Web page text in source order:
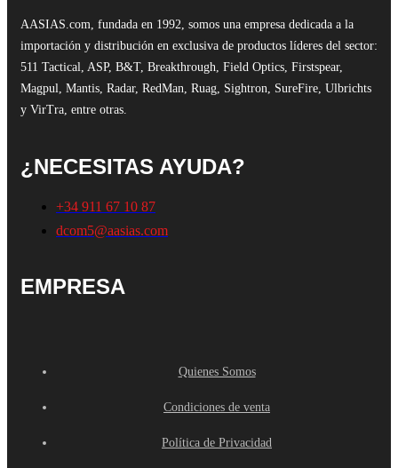
AASIAS.com, fundada en 1992, somos una empresa dedicada a la
importación y distribución en exclusiva de productos líderes del sector:
511 Tactical, ASP, B&T, Breakthrough, Field Optics, Firstspear,
Magpul, Mantis, Radar, RedMan, Ruag, Sightron, SureFire, Ulbrichts
y VirTra, entre otras.
¿NECESITAS AYUDA?
+34 911 67 10 87
dcom5@aasias.com
EMPRESA
Quienes Somos
Condiciones de venta
Política de Privacidad